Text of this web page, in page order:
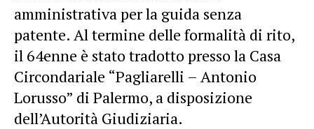
amministrativa per la guida senza
patente. Al termine delle formalità di rito,
il 64enne è stato tradotto presso la Casa
Circondariale “Pagliarelli – Antonio
Lorusso” di Palermo, a disposizione
dell’Autorità Giudiziaria.